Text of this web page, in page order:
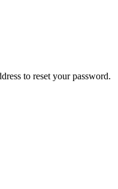
to reset your password.